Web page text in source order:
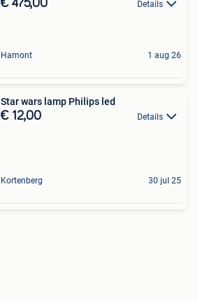
€ 475,00 Details
Hamont 1 aug 26
Star wars lamp Philips led
€ 12,00 Details
Kortenberg 30 jul 25